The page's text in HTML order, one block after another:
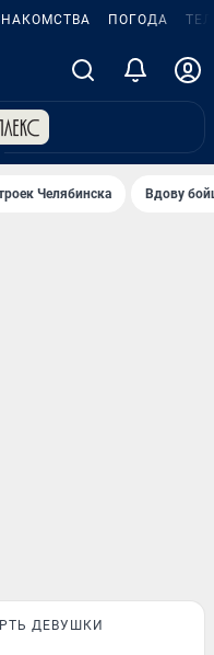
ПОГОДА
Челябинска Вдову
ДЕВУШКИ